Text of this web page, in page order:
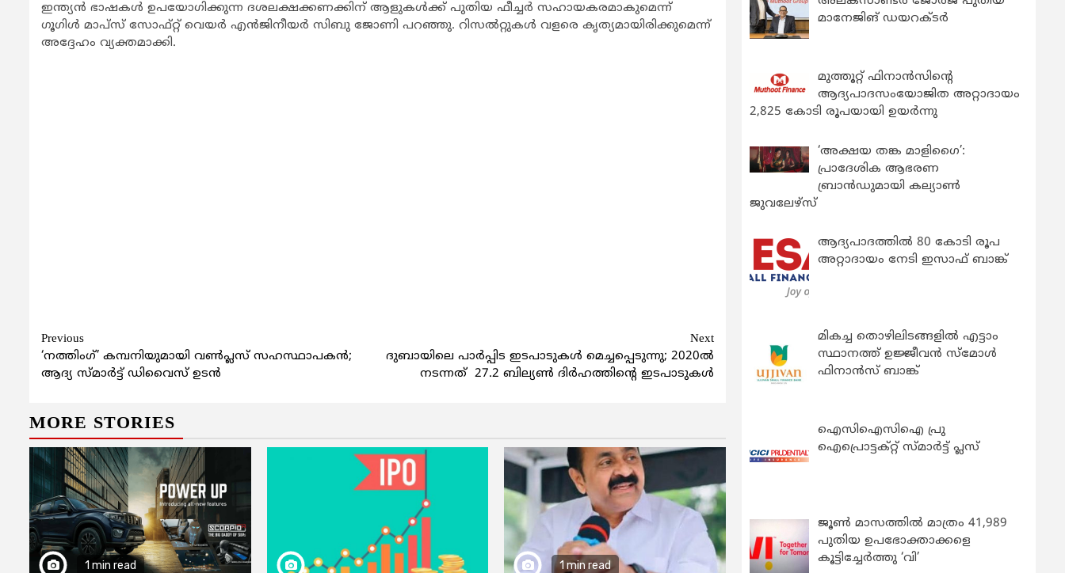
ഇന്ത്യന്‍ ഭാഷകള്‍ ഉപയോഗിക്കുന്ന ദശലക്ഷക്കണക്കിന് ആളുകള്‍ക്ക് പുതിയ ഫീച്ചര്‍ സഹായകരമാകുമെന്ന്
ഗൂഗിള്‍ മാപ്‌സ് സോഫ്റ്റ് വെയര്‍ എന്‍ജിനീയര്‍ സിബു ജോണി പറഞ്ഞു. റിസല്‍റ്റുകള്‍ വളരെ കൃത്യമായിരിക്കുമെന്ന്
അദ്ദേഹം വ്യക്തമാക്കി.
Continue
Reading
Previous
‘നത്തിംഗ്’ കമ്പനിയുമായി വണ്‍പ്ലസ് സഹസ്ഥാപകന്‍;
ആദ്യ സ്മാര്‍ട്ട് ഡിവൈസ് ഉടന്‍
Next
ദുബായിലെ പാർപ്പിട ഇടപാടുകൾ മെച്ചപ്പെടുന്നു; 2020ൽ
നടന്നത് 27.2 ബില്യൺ ദിർഹത്തിന്റെ ഇടപാടുകൾ
MORE STORIES
1 min read 1 min read
മാനേജിങ് ഡയറക്ടർ
മുത്തൂറ്റ് ഫിനാൻസിന്റെ
ആദ്യപാദസംയോജിത അറ്റാദായം
2,825 കോടി രൂപയായി ഉയർന്നു
‘അക്ഷയ തങ്ക മാളിഗൈ’:
പ്രാദേശിക ആഭരണ
ബ്രാന്‍ഡുമായി കല്യാണ്‍
ജുവലേഴ്‌സ്
ആദ്യപാദത്തിൽ 80 കോടി രൂപ
അറ്റാദായം നേടി ഇസാഫ് ബാങ്ക്
മികച്ച തൊഴിലിടങ്ങളിൽ എട്ടാം
സ്ഥാനത്ത് ഉജ്ജീവൻ സ്മോൾ
ഫിനാൻസ് ബാങ്ക്
ഐസിഐസിഐ പ്രു
ഐപ്രൊട്ടക്റ്റ് സ്മാർട്ട് പ്ലസ്
ജൂൺ മാസത്തിൽ മാത്രം 41,989
പുതിയ ഉപഭോക്താക്കളെ
കൂട്ടിച്ചേർത്തു ‘വി’